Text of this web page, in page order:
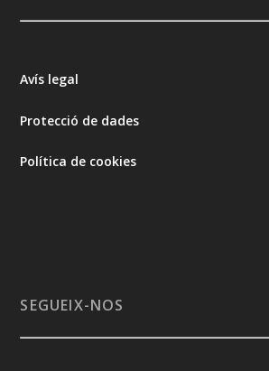
Avís legal
Protecció de dades
Política de cookies
SEGUEIX-NOS